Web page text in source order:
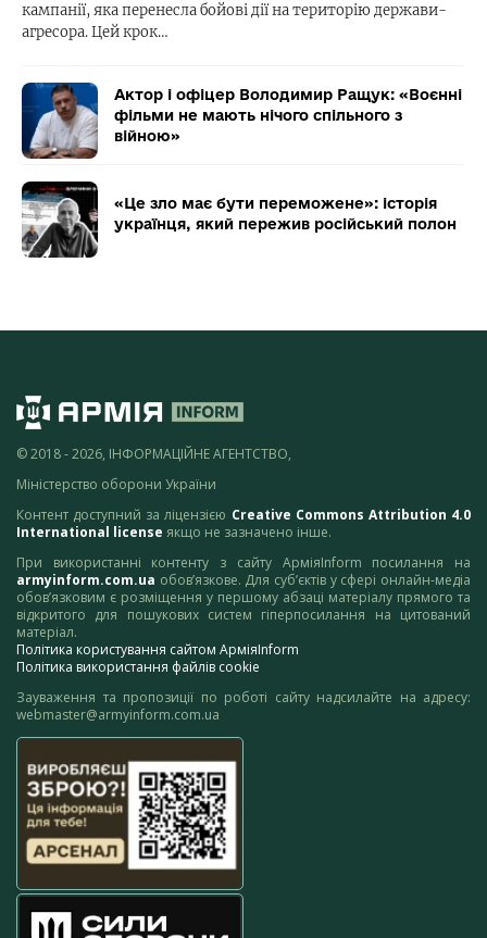
кампанії, яка перенесла бойові дії на територію держави-
агресора. Цей крок…
Актор і офіцер Володимир Ращук: «Воєнні
фільми не мають нічого спільного з
війною»
«Це зло має бути переможене»: історія
українця, який пережив російський полон
© 2018 - 2026, ІНФОРМАЦІЙНЕ АГЕНТСТВО,
Міністерство оборони України
Контент доступний за ліцензією Creative Commons Attribution 4.0
International license якщо не зазначено інше.
При використанні контенту з сайту АрміяInform посилання на
armyinform.com.ua обов’язкове. Для суб’єктів у сфері онлайн-медіа
обов’язковим є розміщення у першому абзаці матеріалу прямого та
відкритого для пошукових систем гіперпосилання на цитований
матеріал.
Політика користування сайтом АрміяInform
Політика використання файлів cookie
Зауваження та пропозиції по роботі сайту надсилайте на адресу:
webmaster@armyinform.com.ua